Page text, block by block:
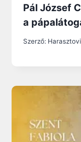
Pál József
a
Szerző: